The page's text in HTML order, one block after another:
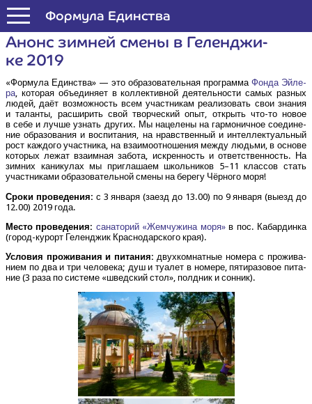
Формула Единства
Анонс зим­ней сме­ны в Гелен­джи­
ке 2019
«Фор­му­ла Един­ства» — это обра­зо­ва­тель­ная про­грам­ма Фон­да Эйле­
ра, кото­рая объ­еди­ня­ет в кол­лек­тив­ной дея­тель­но­сти самых раз­ных
людей, даёт воз­мож­ность всем участ­ни­кам реа­ли­зо­вать свои зна­ния
и талан­ты, рас­ши­рить свой твор­че­ский опыт, открыть что-то новое
в себе и луч­ше узнать дру­гих. Мы наце­ле­ны на гар­мо­нич­ное соеди­не­
ние обра­зо­ва­ния и вос­пи­та­ния, на нрав­ствен­ный и интел­лек­ту­аль­ный
рост каж­до­го участ­ни­ка, на вза­и­мо­от­но­ше­ния меж­ду людь­ми, в осно­ве
кото­рых лежат вза­им­ная забо­та, искрен­ность и ответ­ствен­ность. На
зим­них кани­ку­лах мы при­гла­ша­ем школь­ни­ков 5–11 клас­сов стать
участ­ни­ка­ми обра­зо­ва­тель­ной сме­ны на бере­гу Чёр­но­го моря!
Сро­ки про­ве­де­ния: с 3 янва­ря (заезд до 13.00) по 9 янва­ря (выезд до
12.00) 2019 года.
Место про­ве­де­ния: сана­то­рий «Жем­чу­жи­на моря»в пос. Кабар­дин­ка
(город-курорт Гелен­джик Крас­но­дар­ско­го края).
Усло­вия про­жи­ва­ния и пита­ния:двух­ком­нат­ные номе­ра с про­жи­ва­
ни­ем по два и три чело­ве­ка; душ и туа­лет в номе­ре, пяти­ра­зо­вое пита­
ние (3 раза по систе­ме «швед­ский стол», пол­дник и сонник).